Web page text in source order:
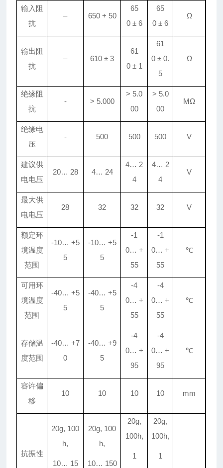
输入阻
抗
– 650 + 50
65
0 ±6
65
0± 6
Ω
输出阻
抗
– 610± 3
61
0 ±1
61
0± 0.
5
Ω
绝缘阻
抗
- > 5.000
> 5.0
00
> 5.0
00
MΩ
绝缘电
压
- 500 500 500 V
建议供
电电压
20… 28 4… 24
4… 2
4
4… 2
4
V
最大供
电电压
28 32 32 32 V
额定环
境温度
范围
-10… +5
5
-10… +5
5
-1
0… +
55
-1
0… +
55
℃
可用环
境温度
范围
-40… +5
5
-40… +5
5
-4
0… +
55
-4
0… +
55
℃
存储温
度范围
-40… +7
0
-40… +9
5
-4
0… +
95
-4
0… +
95
℃
容许偏
移
10 10 10 10 mm
抗振性
20g, 100
h,
10… 15
20g, 100
h,
10… 150
20g,
100h,
1
20g,
100h,
1